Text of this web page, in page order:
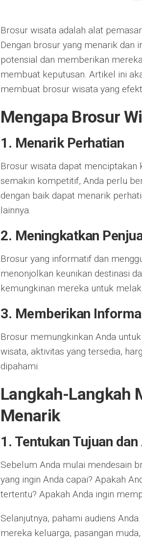
Brosur wisata adalah alat
Dengan brosur yang menarik dan
potensial dan memberikan
membuat keputusan. Artikel ini
membuat brosur wisata yang
Mengapa Brosur
1. Menarik Perhatian
Brosur wisata dapat menciptakan
semakin kompetitif, Anda perlu
dengan baik dapat menarik
lainnya.
2. Meningkatkan
Brosur yang informatif dan
menonjolkan keunikan destinasi
kemungkinan mereka untuk
3. Memberikan
Brosur memungkinkan Anda
wisata, aktivitas yang tersedia,
dipahami.
Langkah-Langkah
Menarik
1. Tentukan Tujuan
Sebelum Anda mulai mendesain
yang ingin Anda capai? Apakah
tertentu? Apakah Anda ingin
Selanjutnya, pahami audiens
mereka keluarga, pasangan